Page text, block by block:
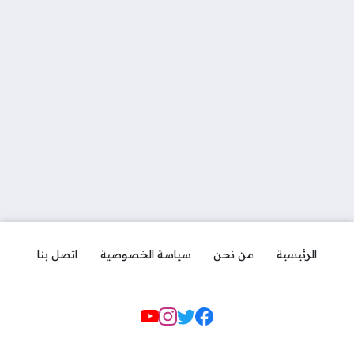
الرئيسية من نحن سياسة الخصوصية اتصل بنا
مواقع التواصل